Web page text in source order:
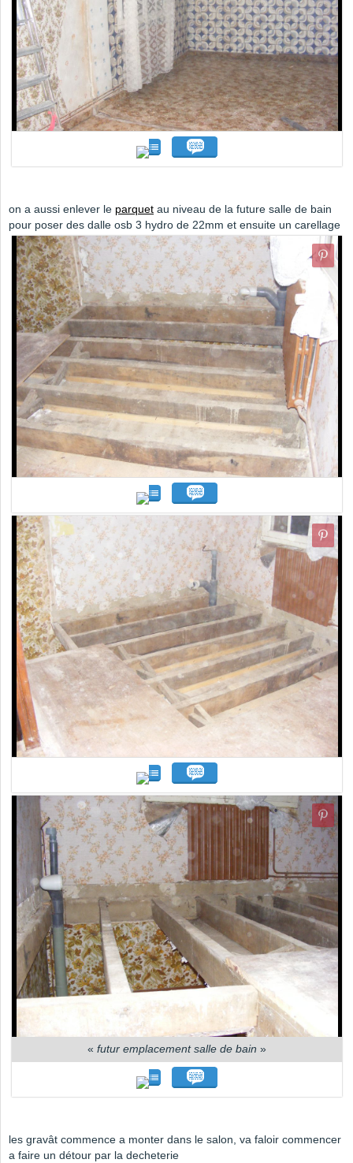
on a aussi enlever le parquet au niveau de la future salle de bain
pour poser des dalle osb 3 hydro de 22mm et ensuite un carellage
« futur emplacement salle de bain »
les gravât commence a monter dans le salon, va faloir commencer
a faire un détour par la decheterie